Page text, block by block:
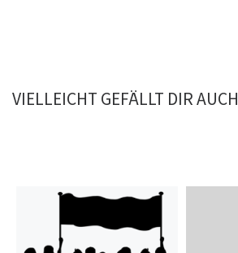
VIELLEICHT GEFÄLLT DIR AUCH